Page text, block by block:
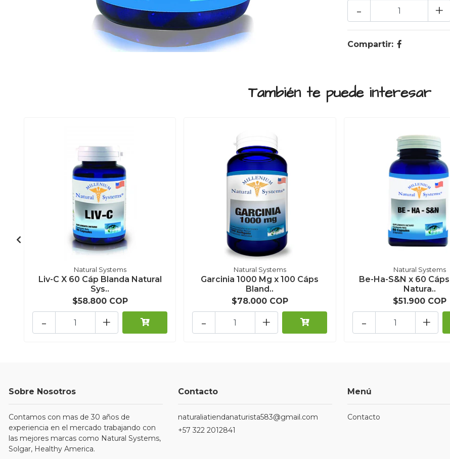
+
-
Compartir:
También te puede interesar
Natural Systems
Liv-C X 60 Cáp Blanda Natural
Sys..
$58.800 COP
+
-
Natural Systems
Garcinia 1000 Mg x 100 Cáps
Bland..
$78.000 COP
+
-
Natural Systems
Be-Ha-S&N x 60
Natura..
$51.900 COP
+
-
Sobre Nosotros
Contamos con mas de 30 años de
experiencia en el mercado trabajando con
las mejores marcas como Natural Systems,
Solgar, Healthy America.
Contacto
naturaliatiendanaturista583@gmail.com
+57 322 2012841
Menú
Contacto